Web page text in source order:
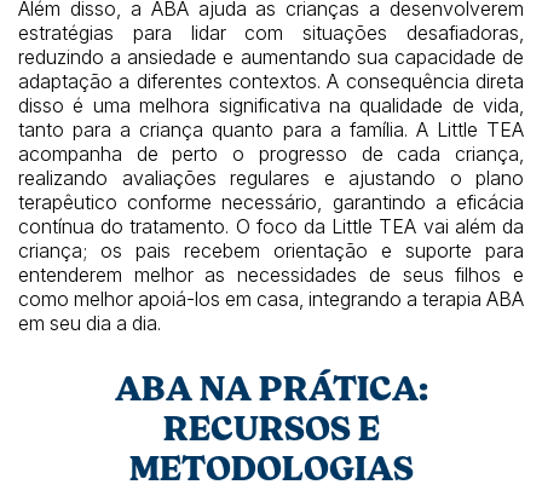
Além disso, a ABA ajuda as crianças a desenvolverem
estratégias para lidar com situações desafiadoras,
reduzindo a ansiedade e aumentando sua capacidade de
adaptação a diferentes contextos. A consequência direta
disso é uma melhora significativa na qualidade de vida,
tanto para a criança quanto para a família. A Little TEA
acompanha de perto o progresso de cada criança,
realizando avaliações regulares e ajustando o plano
terapêutico conforme necessário, garantindo a eficácia
contínua do tratamento. O foco da Little TEA vai além da
criança; os pais recebem orientação e suporte para
entenderem melhor as necessidades de seus filhos e
como melhor apoiá-los em casa, integrando a terapia ABA
em seu dia a dia.
ABA NA PRÁTICA:
RECURSOS E
METODOLOGIAS